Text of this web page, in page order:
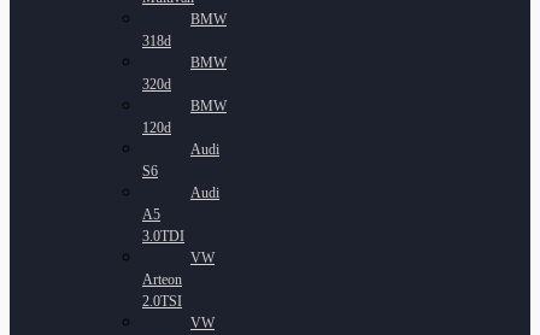
BMW
318d
BMW
320d
BMW
120d
Audi
S6
Audi
A5
3.0TDI
VW
Arteon
2.0TSI
VW